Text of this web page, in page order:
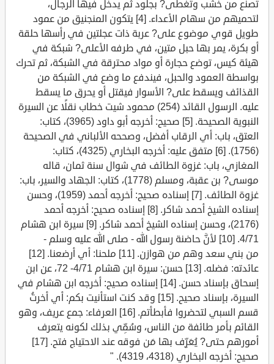
تصنع من خشب وتغطى? بجلود ثم يدخل فيها الرجال،
لتحميهم من سهام الأعداء. [4] يتكون المنجنيق من عمود
طويل قوي موضوع على? عربة ذات عجلتين في رأسها حلقة
أو بكرة، يمر بها حبل متين، في طرفه الأعلى? شبكة في
هيئة كيس، توضع حجارة أو مواد محترقة في الشبكة، ثم تحرك
بواسطة العمود والحبل، فيندفع ما وضع في الشبكة من
القذائف ويسقط على? الأسوار فيقتل أو يحرق ما يسقط
عليه. الرسول القائد (254) محمود شيت خطاب نقلًا عن السيرة
النبوية الصحيحة. [5] صحيح: أخرجه أبو داود (3965)، كتاب:
العتق، باب: أي الرقاب أفضل، وصححه الألباني في الصحيحة
(1756). [6] متفق عليه: أخرجه البخاري (4325)، كتاب:
المغازي، باب: غزوة الطائف في شوال سنة ثمان، قاله
موسى? بن عقبة، ومسلم (1778)، كتاب: الجهاد والسير، باب:
غزوة الطائف. [7] إسناده صحيح: أخرجه أحمد (1959)، وحسن
إسناده الشيخ أحمد شاكر. [8] إسناده صحيح: أخرجه أحمد
(2176)، وحسن إسناده الشيخ أحمد شاكر. [9] سيرة ابن هشام
4/71. [10] لأنَّ حاضنة رسول الله - صلى الله عليه وسلم -
من بني سعد وهم من هوازن. [11] ملحنا: أي أرضعنا. [12]
عائدته: فضله. [13] حسن: سيرة ابن هشام 4/71- 72، عن ابن
إسحاق بإسناد حسن. [14] إسناده صحيح: أخرجه ابن هشام في
السيرة، بإسناد صحيح. [15] وقد كنت استأنيت بكم: أي أخرتُ
قسم السبي لتحضروا فأبطأتم. [16] العرفاء: جمع عريف، وهو
القائم بأمر طائفة من الناس، وسُمِّي بذلك لكونه يتعرف
أمورهم حتى? يُعَرِّف بها مَن فوقه عند الاحتياج فتح. [17]
صحيح: أخرجه البخاري (4318، 4319). "